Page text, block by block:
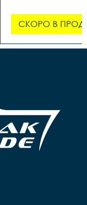
СКОРО В